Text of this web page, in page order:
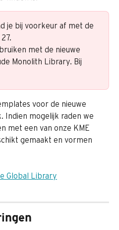
je bij voorkeur af met de
met de nieuwe
Monolith Library. Bij
voor de nieuwe
Indien mogelijk raden we
met een van onze KME
gemaakt en vormen
Global Library